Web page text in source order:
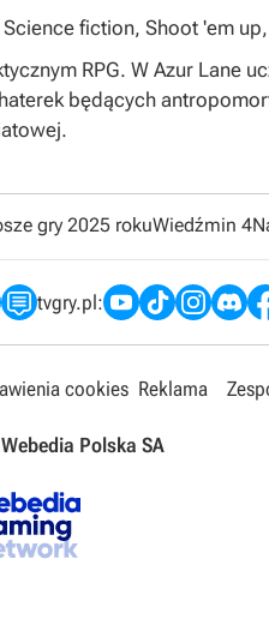
fiction, Shoot 'em
RPG. W Azur Lane
będących
gry 2025 rokuWiedźmin 4
tvgry.pl:
cookies Reklama
Webedia Polska SA